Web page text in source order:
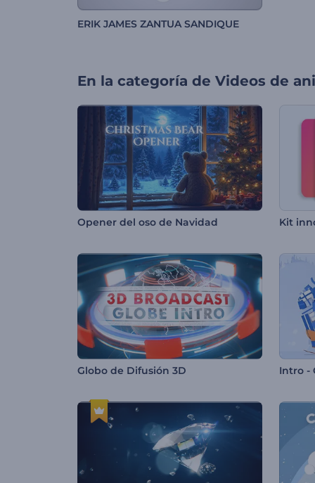
ERIK JAMES ZANTUA SANDIQUE
En la categoría de Videos de
Opener del oso de Navidad
Globo de Difusión 3D Intro -